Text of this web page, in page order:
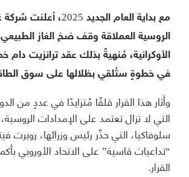
مع بداية العام الجديد 2025،
الروسية العملاقة وقف ضخ الغاز
الأوكرانية، مُنهيةً بذلك عقد ترانزيت
في خطوةٍ ستُلقي بظلالها على سوق
وأثار هذا القرار قلقًا مُتزايدًا في عددٍ من
التي لا تزال تعتمد على الإمدادات
سلوفاكيا، التي حذّر رئيس وزرائها، روبرت
“تداعيات قاسية” على الاتحاد الأوروبي
القرار.